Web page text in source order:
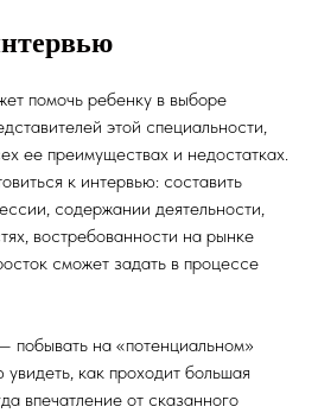
помочь ребенку в выборе
этой специальности,
ее преимуществах и недостатках.
к интервью: составить
содержании деятельности,
востребованности на рынке
сможет задать в процессе
на «потенциальном»
как проходит большая
впечатление от сказанного